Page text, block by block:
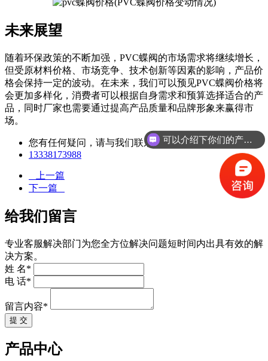
未来展望
随着环保政策的不断加强，PVC蝶阀的市场需求将继续增长，
但受原材料价格、市场竞争、技术创新等因素的影响，产品价
格会保持一定的波动。在未来，我们可以预见PVC蝶阀价格将
会更加多样化，消费者可以根据自身需求和预算选择适合的产
品，同时厂家也需要通过提高产品质量和品牌形象来赢得市
场。
您有任何疑问，请与我们联系
13338173988
上一篇
下一篇
给我们留言
专业客服解决部门为您全方位解决问题短时间内出具有效的解
决方案。
姓 名*
电 话*
留言内容*
提 交
产品中心
可以介绍下你们的产品么